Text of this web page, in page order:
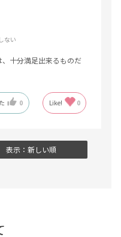
ない
十分満足出来るものだ
0 Like! 0
表示：新しい順